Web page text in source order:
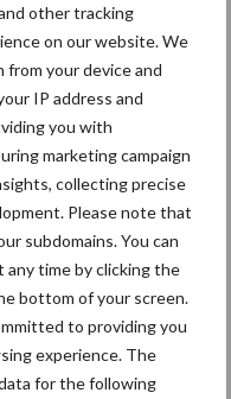
other tracking
on our website. We
from your device and
IP address and
you with
marketing campaign
collecting precise
Please note that
subdomains. You can
time by clicking the
bottom of your screen.
to providing you
experience. The
for the following
blijft
en
handel
een vaak
risicofactor